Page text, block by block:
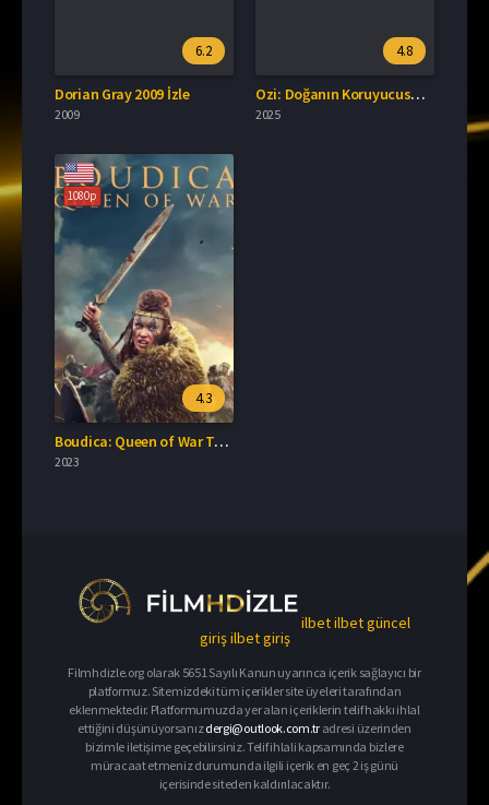
6.2
Dorian Gray 2009 İzle
2009
4.8
Ozi: Doğanın Koruyucusu İzle Türkçe Dublaj
2025
1080p
4.3
Boudica: Queen of War Türkçe Dublaj İzle
2023
ilbetilbet güncel
girişilbet giriş
Filmhdizle.org olarak 5651 Sayılı Kanun uyarınca içerik sağlayıcı bir
platformuz. Sitemizdeki tüm içerikler site üyeleri tarafından
eklenmektedir. Platformumuzda yer alan içeriklerin telif hakkı ihlal
ettiğini düşünüyorsanızdergi@outlook.com.tr adresi üzerinden
bizimle iletişime geçebilirsiniz. Telif ihlali kapsamında bizlere
müracaat etmeniz durumunda ilgili içerik en geç 2 iş günü
içerisinde siteden kaldırılacaktır.